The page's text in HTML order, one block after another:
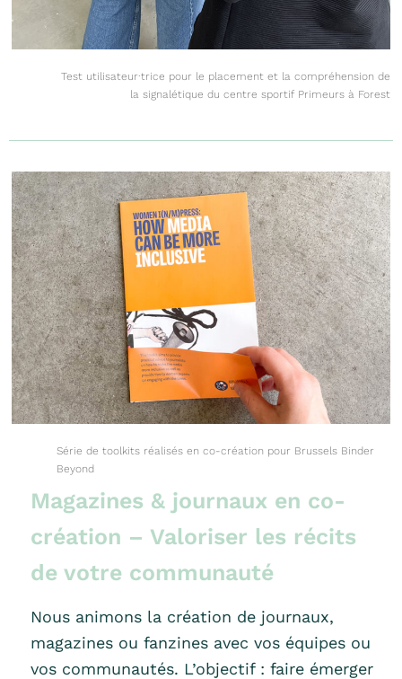
Test utilisateur·trice pour le placement et la compréhension de
la signalétique du centre sportif Primeurs à Forest
Série de toolkits réalisés en co-création pour Brussels Binder
Beyond
Magazines & journaux en co-
création – Valoriser les récits
de votre communauté
Nous animons la création de journaux,
magazines ou fanzines avec vos équipes ou
vos communautés. L’objectif : faire émerger